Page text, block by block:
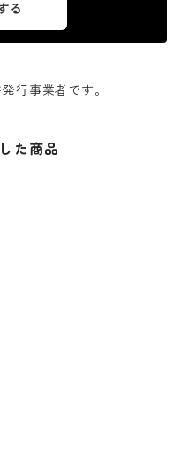
る
行事業者です。
た商品